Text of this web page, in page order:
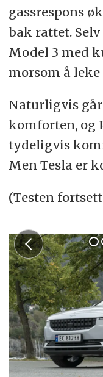
gassrespons
bak rattet.
Model 3 med
morsom å leke
Naturligvis
komforten, og
tydeligvis
Men Tesla er
(Testen